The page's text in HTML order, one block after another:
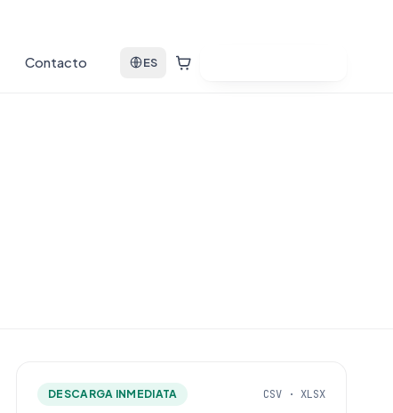
Contacto ES
DESCARGA INMEDIATA CSV · XLSX